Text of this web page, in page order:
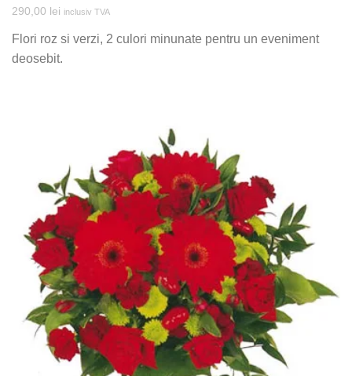
290,00 lei inclusiv TVA
Flori roz si verzi, 2 culori minunate pentru un eveniment
deosebit.